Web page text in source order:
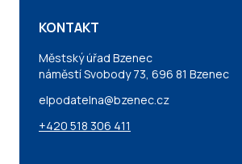
KONTAKT
Městský úřad Bzenec
náměstí Svobody 73, 696 81 Bzenec
elpodatelna@bzenec.cz
+420 518 306 411